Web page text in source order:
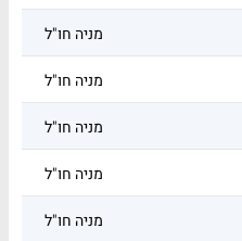
מניה חו"ל
מניה חו"ל
מניה חו"ל
מניה חו"ל
מניה חו"ל